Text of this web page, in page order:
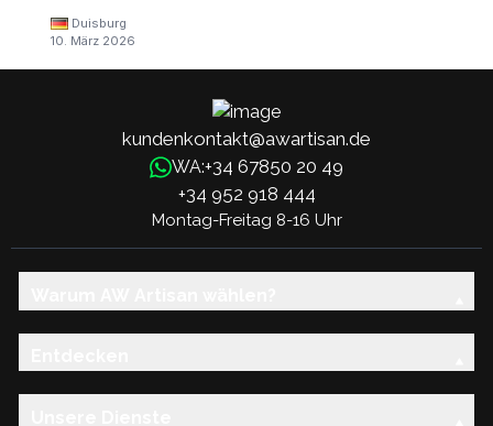
Duisburg
10. März 2026
kundenkontakt@awartisan.de
WA:+34 67850 20 49
+34 952 918 444
Montag-Freitag 8-16 Uhr